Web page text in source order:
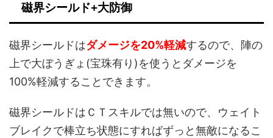
磁界シールド+大防御
磁界シールドはダメージを20%軽減するので、陣の
上で大ぼうぎょ(宝珠有り)を使うとダメージを
100%軽減することできます。
磁界シールドはＣＴスキルでは無いので、ウェイト
ブレイクで棒立ち状態にすればずっと無敵になるこ